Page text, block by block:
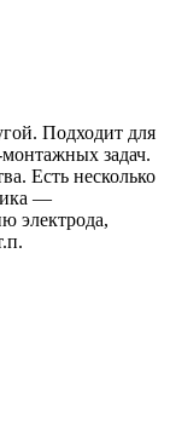
Подходит для
задач.
Есть несколько
—
электрода,